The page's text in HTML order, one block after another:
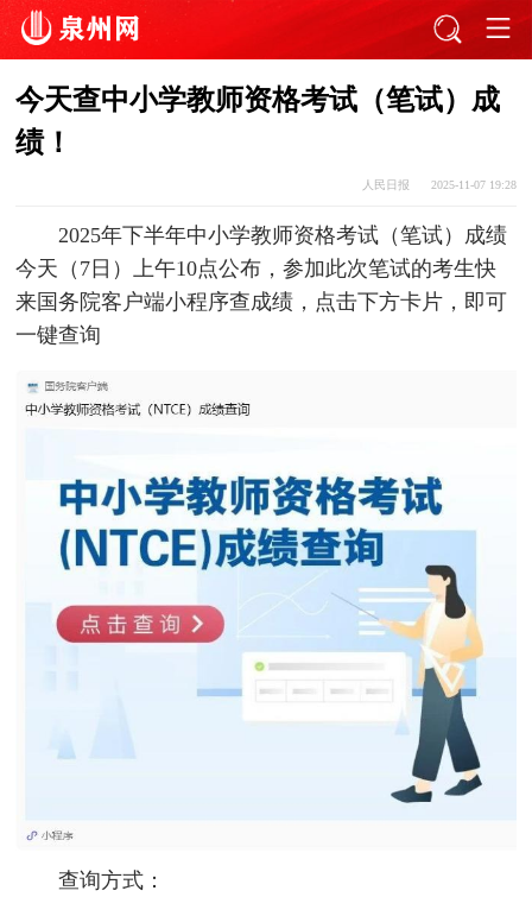
今天查中小学教师资格考试（笔试）成
绩！
人民日报 2025-11-07 19:28
2025年下半年中小学教师资格考试（笔试）成绩
今天（7日）上午10点公布，参加此次笔试的考生快
来国务院客户端小程序查成绩，点击下方卡片，即可
一键查询
查询方式：